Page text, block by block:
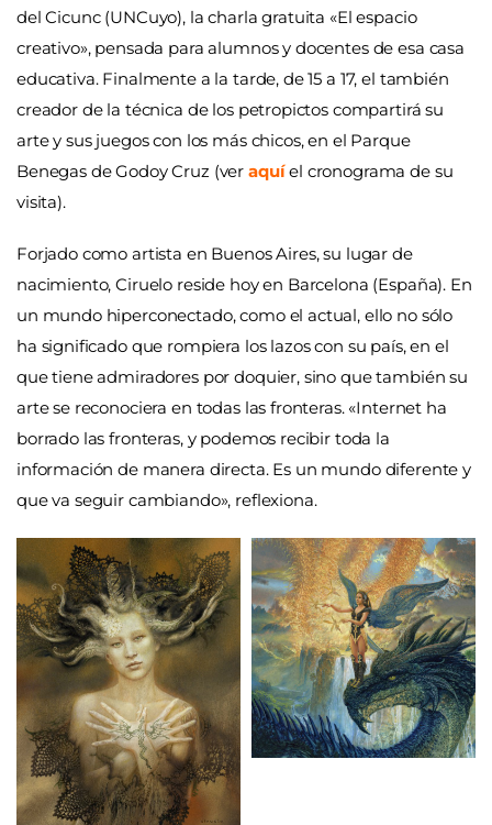
del Cicunc (UNCuyo), la charla gratuita «El espacio
creativo», pensada para alumnos y docentes de esa casa
educativa. Finalmente a la tarde, de 15 a 17, el también
creador de la técnica de los petropictos compartirá su
arte y sus juegos con los más chicos, en el Parque
Benegas de Godoy Cruz (ver aquíel cronograma de su
visita).
Forjado como artista en Buenos Aires, su lugar de
nacimiento, Ciruelo reside hoy en Barcelona (España). En
un mundo hiperconectado, como el actual, ello no sólo
ha significado que rompiera los lazos con su país, en el
que tiene admiradores por doquier, sino que también su
arte se reconociera en todas las fronteras. «Internet ha
borrado las fronteras, y podemos recibir toda la
información de manera directa. Es un mundo diferente y
que va seguir cambiando», reflexiona.